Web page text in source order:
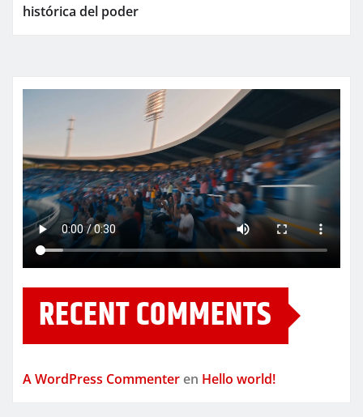
histórica del poder
RECENT COMMENTS
A WordPress Commenter en Hello world!